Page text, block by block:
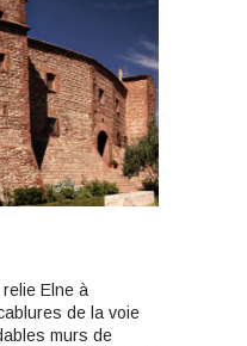
Elne à
de la voie
murs de